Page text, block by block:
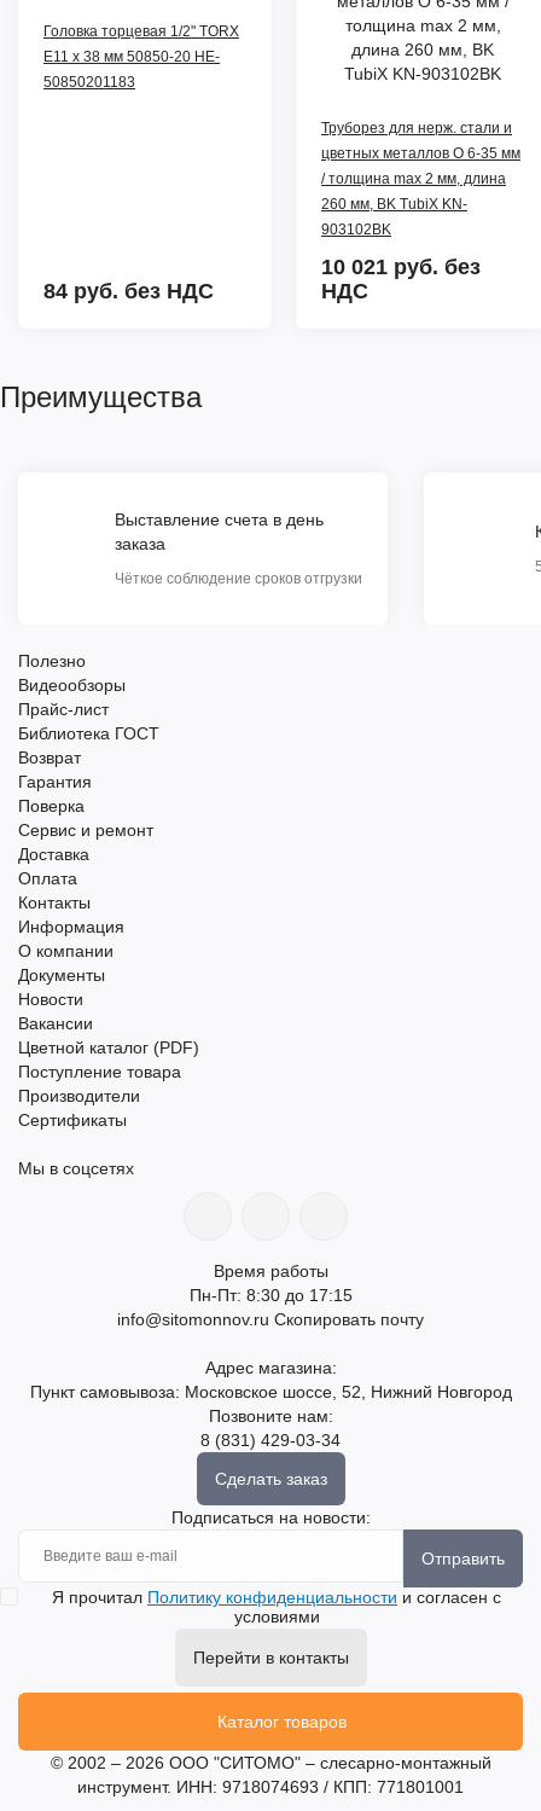
Головка торцевая 1/2" TORX
E11 x 38 мм 50850-20 HE-
50850201183
84 руб. без НДС
Труборез для нерж. стали и
цветных металлов O 6-35 мм
/ толщина max 2 мм, длина
260 мм, BK TubiX KN-
903102BK
10 021 руб. без
НДС
Преимущества
Выставление счета в день
заказа
Чёткое соблюдение сроков отгрузки
Полезно
Видеообзоры
Прайс-лист
Библиотека ГОСТ
Возврат
Гарантия
Поверка
Сервис и ремонт
Доставка
Оплата
Контакты
Информация
О компании
Документы
Новости
Вакансии
Цветной каталог (PDF)
Поступление товара
Производители
Сертификаты
Мы в соцсетях
Время работы
Пн-Пт: 8:30 до 17:15
info@sitomonnov.ru Скопировать почту
Адрес магазина:
Пункт самовывоза: Московское шоссе, 52, Нижний Новгород
Позвоните нам:
8 (831) 429-03-34
Сделать заказ
Подписаться на новости:
Отправить
Я прочитал Политику конфиденциальности и согласен с
условиями
Перейти в контакты
Каталог товаров
© 2002 – 2026 ООО "СИТОМО" – слесарно-монтажный
инструмент. ИНН: 9718074693 / КПП: 771801001